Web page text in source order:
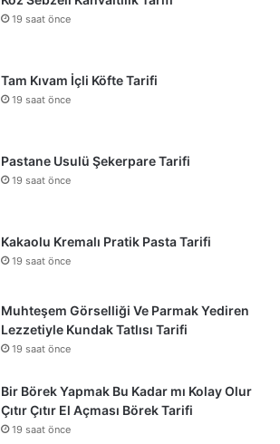
19 saat önce
Tam Kıvam İçli Köfte Tarifi
19 saat önce
Pastane Usulü Şekerpare Tarifi
19 saat önce
Kakaolu Kremalı Pratik Pasta Tarifi
19 saat önce
Muhteşem Görselliği Ve Parmak Yediren
Lezzetiyle Kundak Tatlısı Tarifi
19 saat önce
Bir Börek Yapmak Bu Kadar mı Kolay Olur
Çıtır Çıtır El Açması Börek Tarifi
19 saat önce